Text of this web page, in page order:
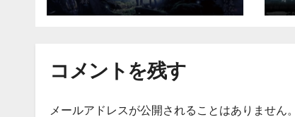
コメントを残す
メールアドレスが公開されることはありません。